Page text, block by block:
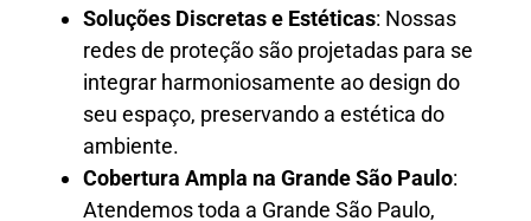
Soluções Discretas e Estéticas: Nossas
redes de proteção são projetadas para se
integrar harmoniosamente ao design do
seu espaço, preservando a estética do
ambiente.
Cobertura Ampla na Grande São Paulo:
Atendemos toda a Grande São Paulo,